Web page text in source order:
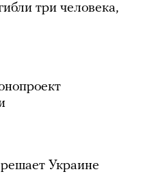
три человека,
Украине